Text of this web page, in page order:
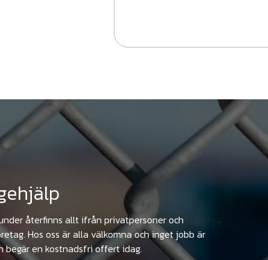
återfinns allt ifrån privatpersoner och
Hos oss är alla välkomna och inget jobb är
begär en kostnadsfri offert idag.